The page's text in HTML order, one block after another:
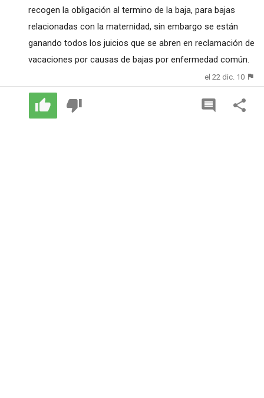
recogen la obligación al termino de la baja, para bajas
relacionadas con la maternidad, sin embargo se están
ganando todos los juicios que se abren en reclamación de
vacaciones por causas de bajas por enfermedad común.
el 22 dic. 10